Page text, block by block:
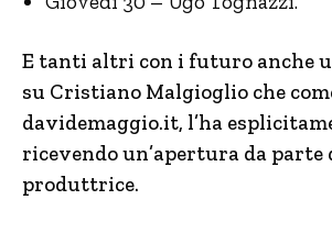
E tanti altri con i futuro anche
su Cristiano Malgioglio che
davidemaggio.it, l’ha
ricevendo un’apertura da parte
produttrice.